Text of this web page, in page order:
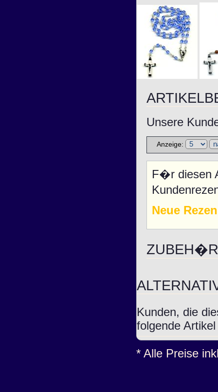
Unsere
Anzeige:
F�r diesen
Neue
Kunden, die
folgende
* Alle Preise